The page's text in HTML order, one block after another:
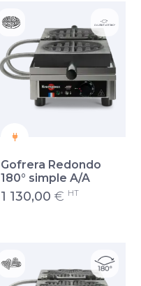
Gofrera Redondo
180° simple A/A
1 130,00 € HT